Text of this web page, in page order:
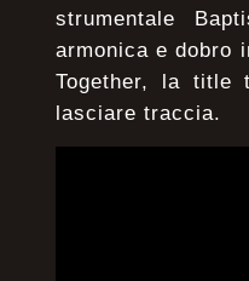
strumentale
armonica e dobro
Together, la title
lasciare traccia.